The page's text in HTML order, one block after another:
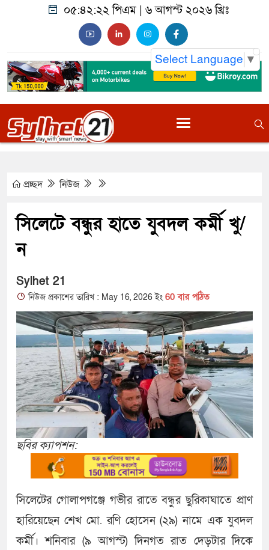
০৫:৪২:২৩ পিএম | ৬ আগস্ট ২০২৬ খ্রিঃ
Select Language ▼
প্রচ্ছদ নিউজ
সিলেটে বন্ধুর হাতে যুবদল কর্মী খু/
ন
Sylhet 21
নিউজ প্রকাশের তারিখ : May 16, 2026 ইং 60 বার পঠিত
ছবির ক্যাপশন:
সিলেটের গোলাপগঞ্জে গভীর রাতে বন্ধুর ছুরিকাঘাতে প্রাণ
হারিয়েছেন শেখ মো. রণি হোসেন (২৯) নামে এক যুবদল
কর্মী। শনিবার (৯ আগস্ট) দিনগত রাত দেড়টার দিকে